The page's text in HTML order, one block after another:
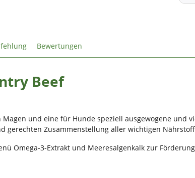
Bewertungen
Beef
und eine für Hunde speziell ausgewogene und
gerechten Zusammenstellung aller wichtigen
Omega-3-Extrakt und Meeresalgenkalk zur